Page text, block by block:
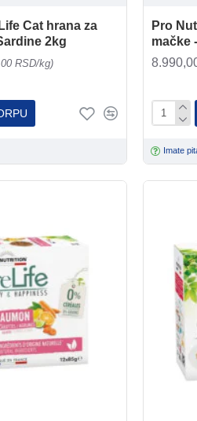
Cat hrana za
2kg
RSD/kg)
Pro
mačke
Imate